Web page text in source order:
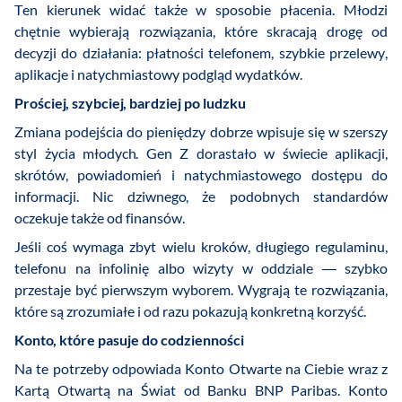
Ten kierunek widać także w sposobie płacenia. Młodzi
chętnie wybierają rozwiązania, które skracają drogę od
decyzji do działania: płatności telefonem, szybkie przelewy,
aplikacje i natychmiastowy podgląd wydatków.
Prościej, szybciej, bardziej po ludzku
Zmiana podejścia do pieniędzy dobrze wpisuje się w szerszy
styl życia młodych. Gen Z dorastało w świecie aplikacji,
skrótów, powiadomień i natychmiastowego dostępu do
informacji. Nic dziwnego, że podobnych standardów
oczekuje także od finansów.
Jeśli coś wymaga zbyt wielu kroków, długiego regulaminu,
telefonu na infolinię albo wizyty w oddziale — szybko
przestaje być pierwszym wyborem. Wygrają te rozwiązania,
które są zrozumiałe i od razu pokazują konkretną korzyść.
Konto, które pasuje do codzienności
Na te potrzeby odpowiada Konto Otwarte na Ciebie wraz z
Kartą Otwartą na Świat od Banku BNP Paribas. Konto